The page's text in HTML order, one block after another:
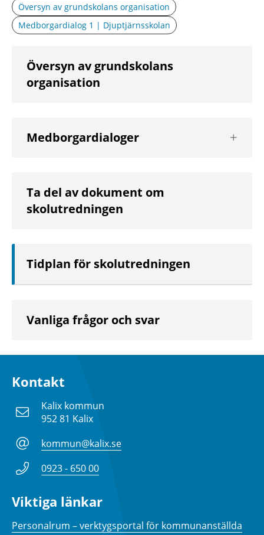
Översyn av grundskolans organisation
Medborgardialog 1 | Djuptjärnsskolan
Översyn av grundskolans
organisation
Medborgardialoger
nästa
Ta del av dokument om
skolutredningen
Tidplan för skolutredningen
Vanliga frågor och svar
Kontakt
Kalix kommun
952 81 Kalix
kommun@kalix.se
0923 - 650 00
Viktiga länkar
Personalrum – verktygsportal för kommunanställda